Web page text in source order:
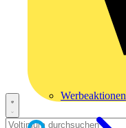
Werbeaktionen